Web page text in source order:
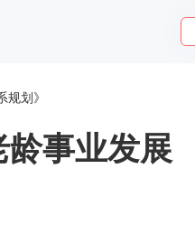
划》
龄事业发展